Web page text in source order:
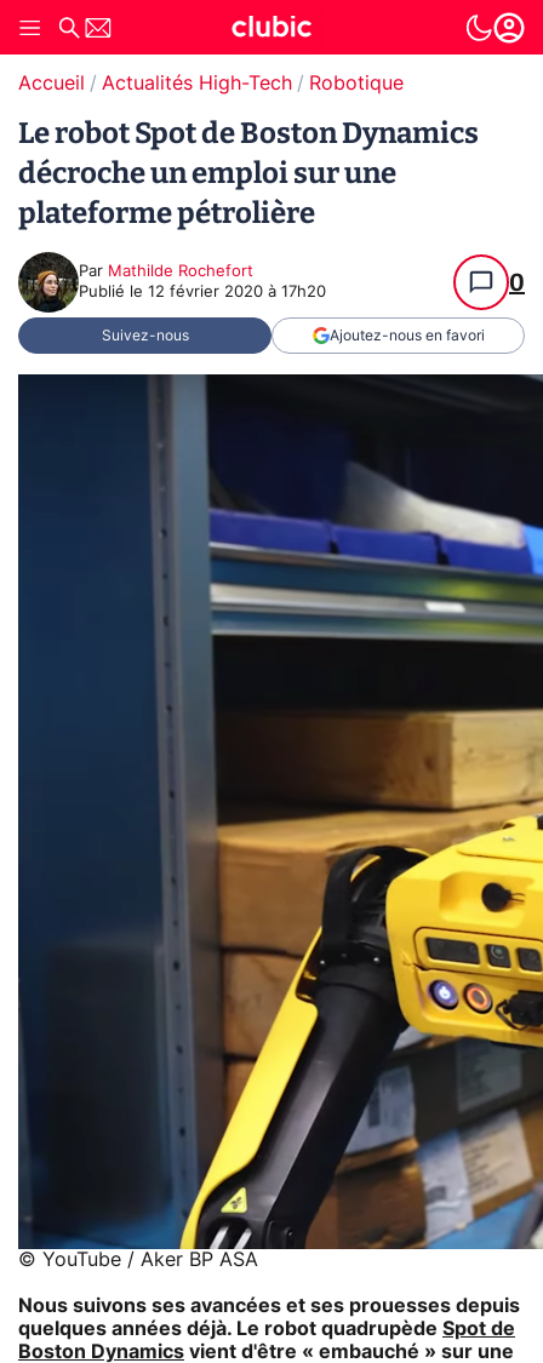
Accueil Actualités High-Tech Robotique
Le robot Spot de Boston Dynamics
décroche un emploi sur une
plateforme pétrolière
Par Mathilde Rochefort
Publié le 12 février 2020 à 17h20 0
Suivez-nous Ajoutez-nous en favori
© YouTube / Aker BP ASA
Nous suivons ses avancées et ses prouesses depuis
quelques années déjà. Le robot quadrupède Spot de
Boston Dynamics vient d'être « embauché » sur une